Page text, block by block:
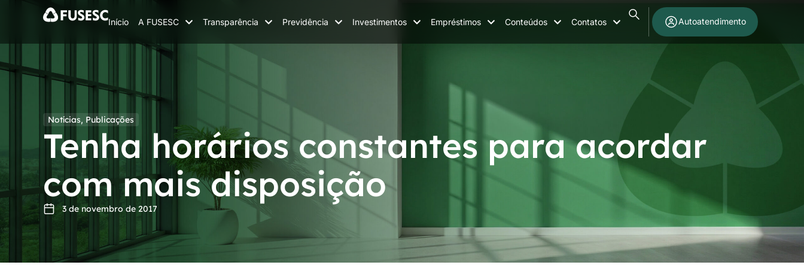
Início A FUSESC Transparência Previdência Investimentos Empréstimos Conteúdos Contatos Autoatendimento
Notícias, Publicações
Tenha horários constantes para acordar
com mais disposição
3 de novembro de 2017